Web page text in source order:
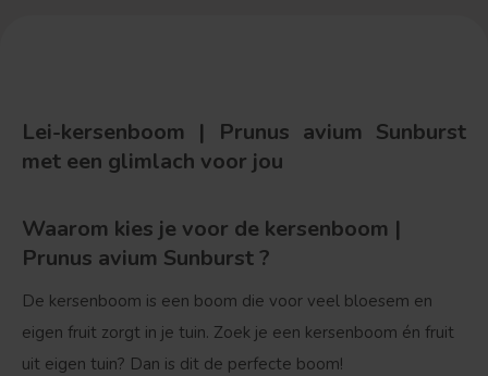
Lei-kersenboom | Prunus avium Sunburst
met een glimlach voor jou
Waarom kies je voor de kersenboom |
Prunus avium Sunburst ?
De kersenboom is een boom die voor veel bloesem en
eigen fruit zorgt in je tuin. Zoek je een kersenboom én fruit
uit eigen tuin? Dan is dit de perfecte boom!